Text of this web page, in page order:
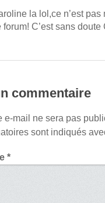
la lol,ce n’est pas
C’est sans
commentaire
e-mail ne sera pas
sont indiqués
*